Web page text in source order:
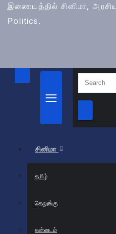
இணையத்தில் சினிமா,
Politics.
சினிமா
தமிழ்
தெலுங்கு
கன்னடம்